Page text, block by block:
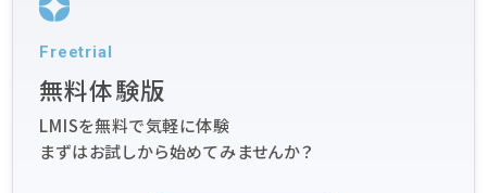
Freetrial
無料体験版
LMISを無料で気軽に体験
まずはお試しから始めてみませんか？